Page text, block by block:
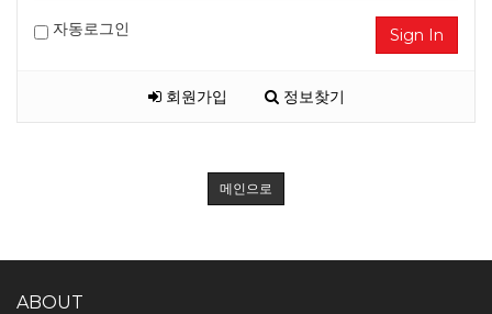
자동로그인 Sign In
회원가입 정보찾기
메인으로
ABOUT